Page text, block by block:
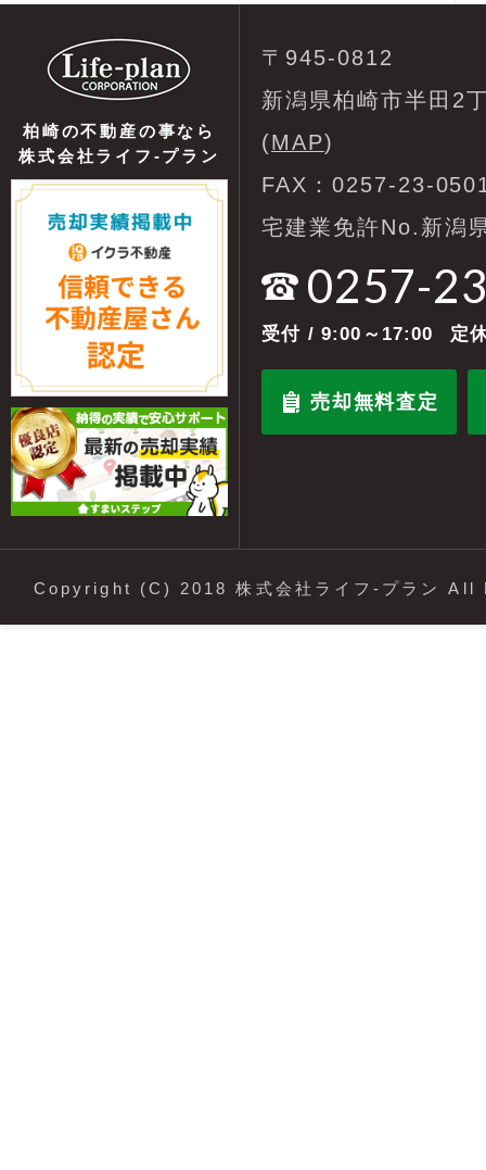
柏崎の不動産の事なら
株式会社ライフ-プラン
〒945-0812
新潟県柏崎市半田2
(MAP)
FAX：0257-23-
宅建業免許No.新潟
0257-
受付 / 9:00～17:00 定
売却無料査定
Copyright (C) 2018 株式会社ライフ-プラン